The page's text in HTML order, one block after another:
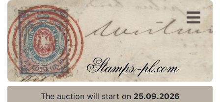
Register
Login
The auction will start on 25.09.2026